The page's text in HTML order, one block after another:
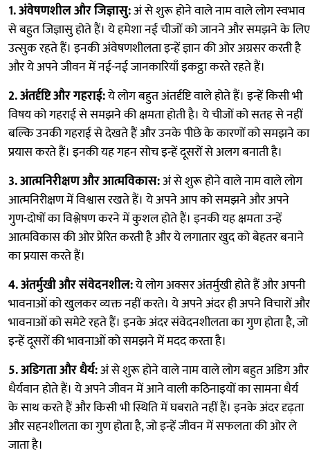
1. अंवेषणशील और जिज्ञासु:अं से शुरू होने वाले नाम वाले लोग स्वभाव
से बहुत जिज्ञासु होते हैं। ये हमेशा नई चीजों को जानने और समझने के लिए
उत्सुक रहते हैं। इनकी अंवेषणशीलता इन्हें ज्ञान की ओर अग्रसर करती है
और ये अपने जीवन में नई-नई जानकारियाँ इकट्ठा करते रहते हैं।
2. अंतर्दृष्टि और गहराई:ये लोग बहुत अंतर्दृष्टि वाले होते हैं। इन्हें किसी भी
विषय को गहराई से समझने की क्षमता होती है। ये चीजों को सतह से नहीं
बल्कि उनकी गहराई से देखते हैं और उनके पीछे के कारणों को समझने का
प्रयास करते हैं। इनकी यह गहन सोच इन्हें दूसरों से अलग बनाती है।
3. आत्मनिरीक्षण और आत्मविकास:अं से शुरू होने वाले नाम वाले लोग
आत्मनिरीक्षण में विश्वास रखते हैं। ये अपने आप को समझने और अपने
गुण-दोषों का विश्लेषण करने में कुशल होते हैं। इनकी यह क्षमता उन्हें
आत्मविकास की ओर प्रेरित करती है और ये लगातार खुद को बेहतर बनाने
का प्रयास करते हैं।
4. अंतर्मुखी और संवेदनशील:ये लोग अक्सर अंतर्मुखी होते हैं और अपनी
भावनाओं को खुलकर व्यक्त नहीं करते। ये अपने अंदर ही अपने विचारों और
भावनाओं को समेटे रहते हैं। इनके अंदर संवेदनशीलता का गुण होता है, जो
इन्हें दूसरों की भावनाओं को समझने में मदद करता है।
5. अडिगता और धैर्य:अं से शुरू होने वाले नाम वाले लोग बहुत अडिग और
धैर्यवान होते हैं। ये अपने जीवन में आने वाली कठिनाइयों का सामना धैर्य
के साथ करते हैं और किसी भी स्थिति में घबराते नहीं हैं। इनके अंदर दृढ़ता
और सहनशीलता का गुण होता है, जो इन्हें जीवन में सफलता की ओर ले
जाता है।